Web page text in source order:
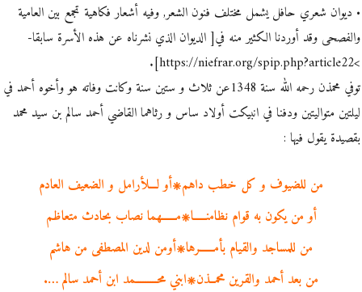
• ديوان شعري حافل يشمل مختلف فنون الشعر, وفيه أشعار فكاهية تجمع بين العامية
والفصحى وقد أوردنا الكثير منه في[ الديوان الذي نشرناه عن هذه الأسرة سابقا-
>https://niefrar.org/spip.php?article22].
توفي محمذن رحمه الله سنة 1348عن ثلاث و ستين سنة وكانت وفاته هو وأخوه أحمد في
ليلتين متواليتين ودفنا في انبيكت أولاد ساس و رثاهما القاضي أحمد سالم بن سيد محمد
بقصيدة يقول فيها :
من للضيوف و كل خطب داهم۞أو لـــلأرامل و الضعيف العادم
أو من يكون به قوام نظامنـــــا۞مــــــهما نصاب بحادث متعاظم
من للمساجد والقيام بأمــــــرها۞أومن لدين المصطفى من هاشم
من بعد أحمد والقرين محمــذن۞ابني محـــــــــمد ابن أحمد سالم ….